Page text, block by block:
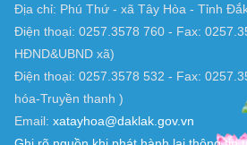
Địa chỉ: Phú Thứ - xã Tây Hòa - Tỉnh
Điện thoại: 0257.3578 760 - Fax:
HĐND&UBND xã)
Điện thoại: 0257.3578 532 - Fax:
hóa-Truyền thanh )
Email: xatayhoa@daklak.gov.vn